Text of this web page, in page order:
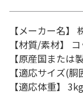
【メーカー名
【材質/素材】
【原産国または
【適応サイズ(
【適応体重】